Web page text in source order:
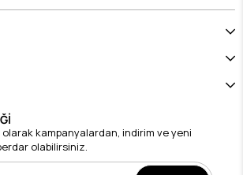
kampanyalardan, indirim ve yeni
olabilirsiniz.